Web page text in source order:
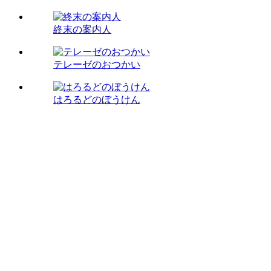
終末の案内人
テレーゼのおつかい
はろるどのぼうけん